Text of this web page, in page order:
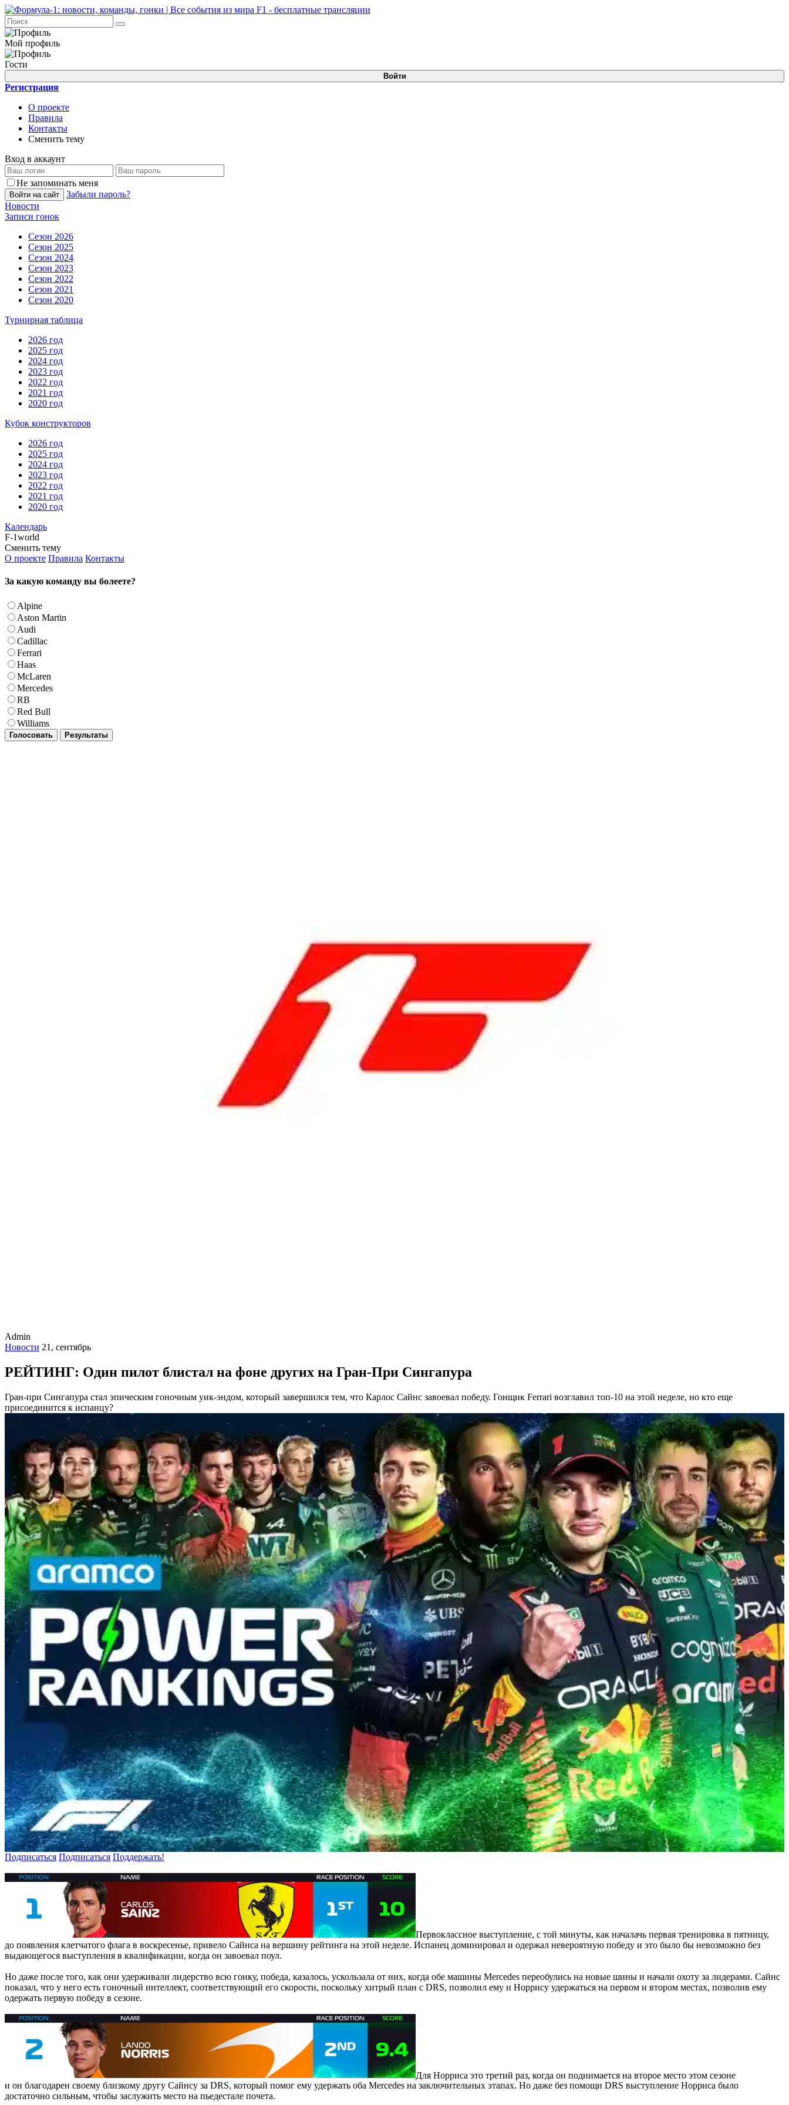
Мой профиль
Гости
Войти
Регистрация
О проекте
Правила
Контакты
Сменить тему
Вход в аккаунт
Не запоминать меня
Войти на сайт
Забыли пароль?
Новости
Записи гонок
Сезон 2026
Сезон 2025
Сезон 2024
Сезон 2023
Сезон 2022
Сезон 2021
Сезон 2020
Турнирная таблица
2026 год
2025 год
2024 год
2023 год
2022 год
2021 год
2020 год
Кубок конструкторов
2026 год
2025 год
2024 год
2023 год
2022 год
2021 год
2020 год
Календарь
F-1world
Сменить тему
О проекте Правила Контакты
За какую команду вы болеете?
Alpine
Aston Martin
Audi
Cadillac
Ferrari
Haas
McLaren
Mercedes
RB
Red Bull
Williams
Голосовать Результаты
Admin
Новости 21, сентябрь
РЕЙТИНГ: Один пилот блистал на фоне других на Гран-При Сингапура
Гран-при Сингапура стал эпическим гоночным уик-эндом, который завершился тем, что Карлос Сайнс завоевал победу. Гонщик Ferrari возглавил топ-10 на этой неделе, но кто еще
присоединится к испанцу?
Подписаться Подписаться Поддержать!
Первоклассное выступление, с той минуты, как началачь первая тренировка в пятницу,
до появления клетчатого флага в воскресенье, привело Сайнса на вершину рейтинга на этой неделе. Испанец доминировал и одержал невероятную победу и это было бы невозможно без
выдающегося выступления в квалификации, когда он завоевал поул.
Но даже после того, как они удерживали лидерство всю гонку, победа, казалось, ускользала от них, когда обе машины Mercedes переобулись на новые шины и начали охоту за лидерами. Сайнс
показал, что у него есть гоночный интеллект, соответствующий его скорости, поскольку хитрый план с DRS, позволил ему и Норрису удержаться на первом и втором местах, позволив ему
одержать первую победу в сезоне.
Для Норриса это третий раз, когда он поднимается на второе место этом сезоне
и он благодарен своему близкому другу Сайнсу за DRS, который помог ему удержать оба Mercedes на заключительных этапах. Но даже без помощи DRS выступление Норриса было
достаточно сильным, чтобы заслужить место на пьедестале почета.